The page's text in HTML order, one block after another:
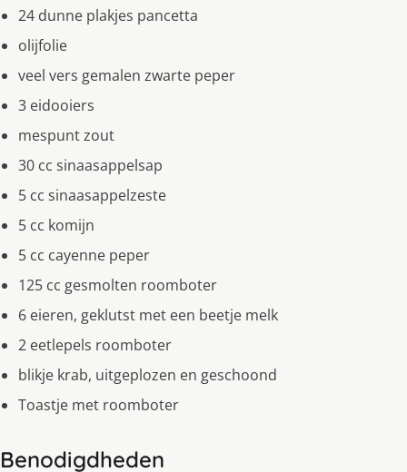
24 dunne plakjes pancetta
olijfolie
veel vers gemalen zwarte peper
3 eidooiers
mespunt zout
30 cc sinaasappelsap
5 cc sinaasappelzeste
5 cc komijn
5 cc cayenne peper
125 cc gesmolten roomboter
6 eieren, geklutst met een beetje melk
2 eetlepels roomboter
blikje krab, uitgeplozen en geschoond
Toastje met roomboter
Benodigdheden